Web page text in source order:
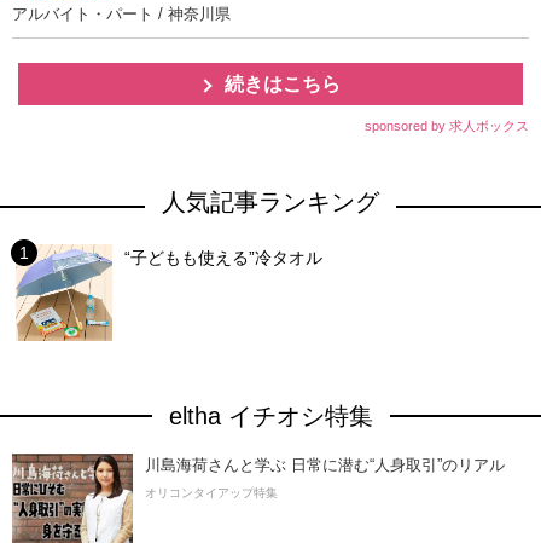
アルバイト・パート / 神奈川県
続きはこちら
sponsored by 求人ボックス
人気記事ランキング
“子どもも使える”冷タオル
eltha イチオシ特集
川島海荷さんと学ぶ 日常に潜む“人身取引”のリアル
オリコンタイアップ特集